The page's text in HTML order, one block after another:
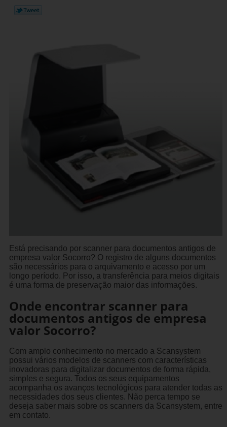
Está precisando por scanner para documentos antigos de
empresa valor Socorro? O registro de alguns documentos
são necessários para o arquivamento e acesso por um
longo período. Por isso, a transferência para meios digitais
é uma forma de preservação maior das informações.
Onde encontrar scanner para
documentos antigos de empresa
valor Socorro?
Com amplo conhecimento no mercado a Scansystem
possui vários modelos de scanners com características
inovadoras para digitalizar documentos de forma rápida,
simples e segura. Todos os seus equipamentos
acompanha os avanços tecnológicos para atender todas as
necessidades dos seus clientes. Não perca tempo se
deseja saber mais sobre os scanners da Scansystem, entre
em contato.